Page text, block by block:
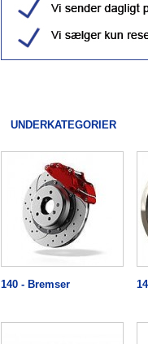
UNDERKATEGORIER
140 - Bremser